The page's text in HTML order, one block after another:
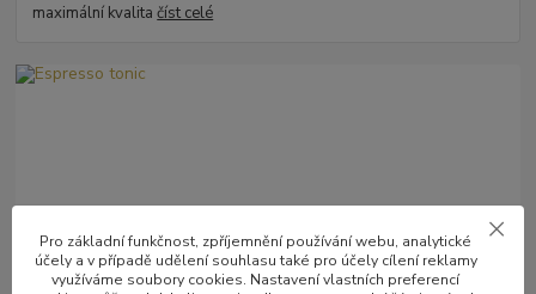
maximální kvalitačíst celé
26 .06. 2026 kávové nápoje
Pro základní funkčnost, zpříjemnění používání webu, analytické
účely a v případě udělení souhlasu také pro účely cílení reklamy
využíváme soubory cookies. Nastavení vlastních preferencí